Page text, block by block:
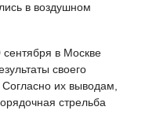
в воздушном
сентября в Москве
своего
их выводам,
стрельба